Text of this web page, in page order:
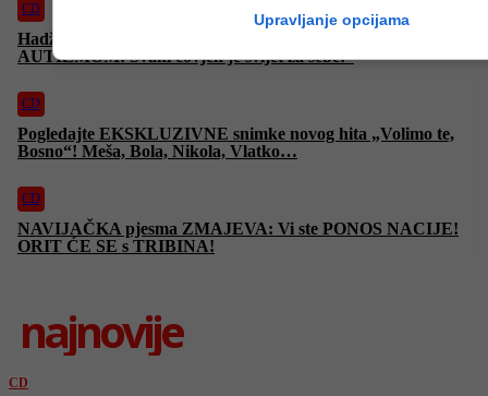
CD
Hadžifejzović: “Ostat ćete ZAPANJENI šta mogu djeca s
AUTIZMOM! Svaki čovjek je svijet za sebe!”
CD
Pogledajte EKSKLUZIVNE snimke novog hita „Volimo te,
Bosno“! Meša, Bola, Nikola, Vlatko…
CD
NAVIJAČKA pjesma ZMAJEVA: Vi ste PONOS NACIJE!
ORIT ĆE SE s TRIBINA!
najnovije
CD
Upravljanje opcijama